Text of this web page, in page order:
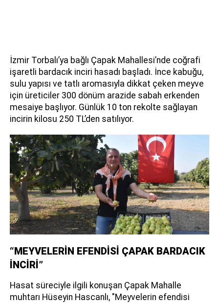
İzmir Torbalı’ya bağlı Çapak Mahallesi’nde coğrafi
işaretli bardacık inciri hasadı başladı. İnce kabuğu,
sulu yapısı ve tatlı aromasıyla dikkat çeken meyve
için üreticiler 300 dönüm arazide sabah erkenden
mesaiye başlıyor. Günlük 10 ton rekolte sağlayan
incirin kilosu 250 TL’den satılıyor.
“MEYVELERİN EFENDİSİ ÇAPAK BARDACIK
İNCİRİ”
Hasat süreciyle ilgili konuşan Çapak Mahalle
muhtarı Hüseyin Hascanlı, "Meyvelerin efendisi